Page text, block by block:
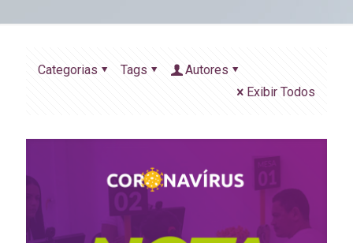
Categorias Tags
Autores
Exibir Todos